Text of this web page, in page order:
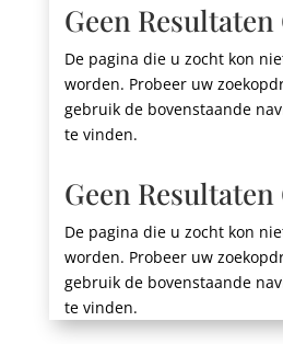
Geen
De pagina die u zocht kon
worden. Probeer uw
gebruik de bovenstaande
te vinden.
Geen
De pagina die u zocht kon
worden. Probeer uw
gebruik de bovenstaande
te vinden.